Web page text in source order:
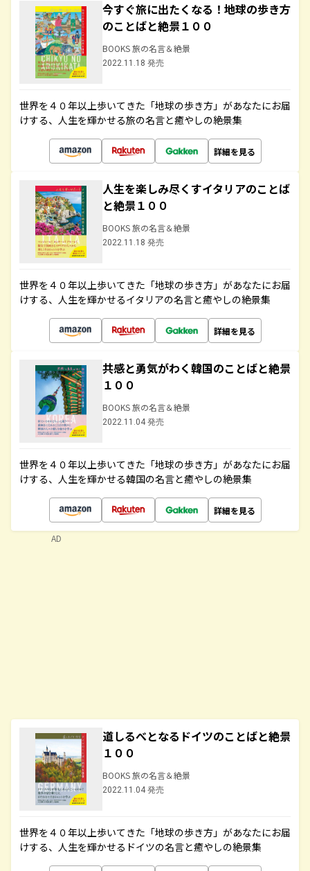
今すぐ旅に出たくなる！地球の歩き方
のことばと絶景１００
BOOKS 旅の名言＆絶景
2022.11.18 発売
世界を４０年以上歩いてきた「地球の歩き方」があなたにお届
けする、人生を輝かせる旅の名言と癒やしの絶景集
詳細を見る
人生を楽しみ尽くすイタリアのことば
と絶景１００
BOOKS 旅の名言＆絶景
2022.11.18 発売
世界を４０年以上歩いてきた「地球の歩き方」があなたにお届
けする、人生を輝かせるイタリアの名言と癒やしの絶景集
詳細を見る
共感と勇気がわく韓国のことばと絶景
１００
BOOKS 旅の名言＆絶景
2022.11.04 発売
世界を４０年以上歩いてきた「地球の歩き方」があなたにお届
けする、人生を輝かせる韓国の名言と癒やしの絶景集
詳細を見る
道しるべとなるドイツのことばと絶景
１００
BOOKS 旅の名言＆絶景
2022.11.04 発売
世界を４０年以上歩いてきた「地球の歩き方」があなたにお届
けする、人生を輝かせるドイツの名言と癒やしの絶景集
AD